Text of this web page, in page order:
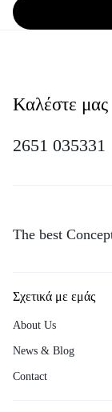
Καλέστε μας
2651 035331
The best
Σχετικά με εμάς
About Us
News & Blog
Contact